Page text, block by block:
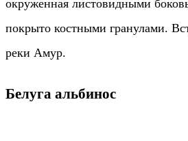
окруженная листовидными
покрыто костными гранулами.
реки Амур.
Белуга альбинос